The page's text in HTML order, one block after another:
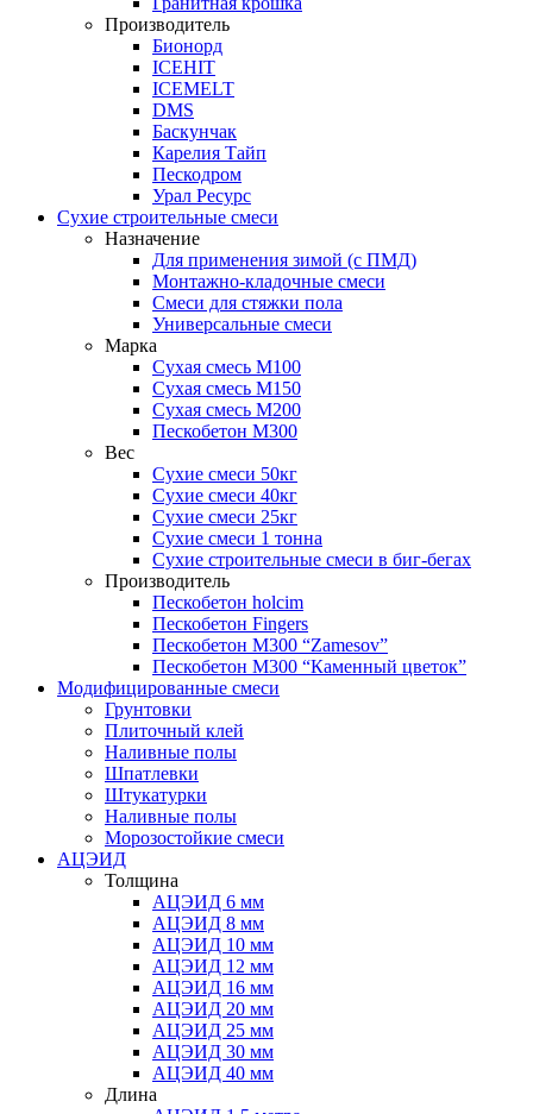
Производитель
Бионорд
ICEHIT
ICEMELT
DMS
Баскунчак
Карелия Тайп
Пескодром
Урал Ресурс
Сухие строительные смеси
Назначение
Для применения зимой (с ПМД)
Монтажно-кладочные смеси
Смеси для стяжки пола
Универсальные смеси
Марка
Сухая смесь М100
Сухая смесь М150
Сухая смесь М200
Пескобетон М300
Вес
Сухие смеси 50кг
Сухие смеси 40кг
Сухие смеси 25кг
Сухие смеси 1 тонна
Сухие строительные смеси в биг-бегах
Производитель
Пескобетон holcim
Пескобетон Fingers
Пескобетон М300 “Zamesov”
Пескобетон М300 “Каменный цветок”
Модифицированные смеси
Грунтовки
Плиточный клей
Наливные полы
Шпатлевки
Штукатурки
Наливные полы
Морозостойкие смеси
АЦЭИД
Толщина
АЦЭИД 6 мм
АЦЭИД 8 мм
АЦЭИД 10 мм
АЦЭИД 12 мм
АЦЭИД 16 мм
АЦЭИД 20 мм
АЦЭИД 25 мм
АЦЭИД 30 мм
АЦЭИД 40 мм
Длина